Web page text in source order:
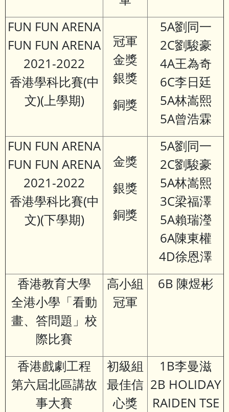
FUN FUN ARENA
FUN FUN ARENA
2021-2022
香港學科比賽(中
文)(上學期)
冠軍
金獎
銀獎
銅獎
5A劉同一
2C劉駿豪
4A王為奇
6C李日廷
5A林嵩熙
5A曾浩霖
FUN FUN ARENA
FUN FUN ARENA
2021-2022
香港學科比賽(中
文)(下學期)
金獎
銀獎
銅獎
5A劉同一
2C劉駿豪
5A林嵩熙
3C梁福澤
5A賴瑞瀅
6A陳東權
4D徐恩澤
香港教育大學
全港小學「看動
畫、答問題」校
際比賽
高小組
冠軍
6B 陳煜彬
香港戲劇工程
第六屆北區講故
事大賽
初級組
最佳信
心獎
1B李曼滋
2B HOLIDAY
RAIDEN TSE